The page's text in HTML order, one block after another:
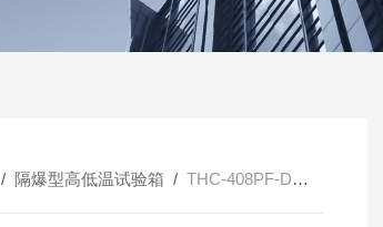
/ 隔爆型高低温试验箱 / THC-408PF-D隔爆型高低温试验箱